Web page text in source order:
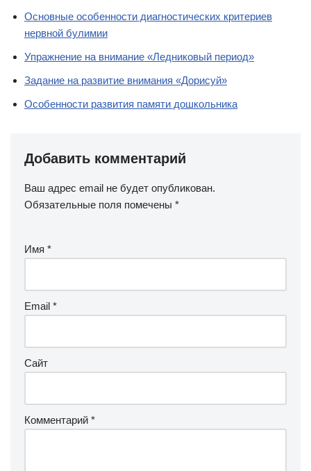
Основные особенности диагностических критериев
нервной булимии
Упражнение на внимание «Ледниковый период»
Задание на развитие внимания «Дорисуй»
Особенности развития памяти дошкольника
Добавить комментарий
Ваш адрес email не будет опубликован.
Обязательные поля помечены *
Имя *
Email *
Сайт
Комментарий *